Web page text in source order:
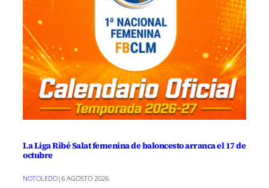
La Liga Ribé Salat femenina de baloncesto arranca el 17 de
octubre
NOTOLEDO|6 AGOSTO 2026